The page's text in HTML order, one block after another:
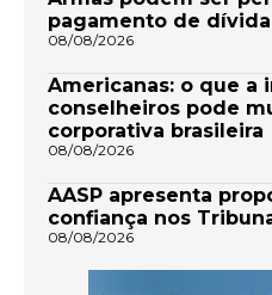
pagamento de
08/08/2026
Americanas: o que a
conselheiros pode
corporativa brasileira
08/08/2026
AASP apresenta
confiança nos
08/08/2026